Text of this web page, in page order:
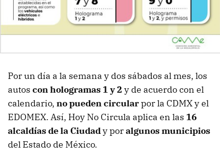
Por un día a la semana y dos sábados al mes, los
autos con hologramas 1 y 2 y de acuerdo con el
calendario, no pueden circularpor la CDMX y el
EDOMEX. Así, Hoy No Circula aplica en las 16
alcaldías de la Ciudady poralgunos municipios
del Estado de México.